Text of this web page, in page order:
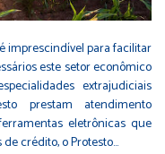
imprescindível para facilitar
este setor econômico
extrajudiciais
prestam atendimento
eletrônicas que
crédito, o Protesto…